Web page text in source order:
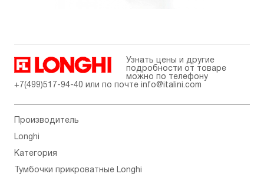
Узнать цены и другие
подробности от товаре
можно по телефону
+7(499)517-94-40 или по почте info@italini.com
Производитель
Longhi
Категория
Тумбочки прикроватные Longhi